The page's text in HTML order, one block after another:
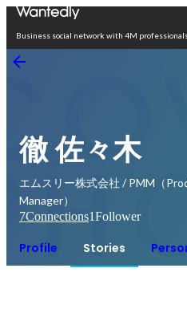
Business social network with 4M
徹 佐々木
エムスリー株式会社 / PMM（
Manager）
7Connections1Follower
Profile Stories